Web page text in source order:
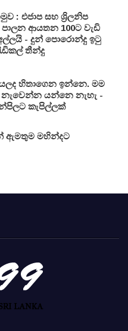
: එජාප සහ ශ්‍රිලනිප
ආයතන 100ට වැඩි
- දුන් පොරොන්දු ඉටු
තීන්දු
හිතාගෙන ඉන්නෙ. මම
නැවෙන්න යන්නෙ නැහැ -
කැපිල්ලක්
ඇමතුම මහින්දට